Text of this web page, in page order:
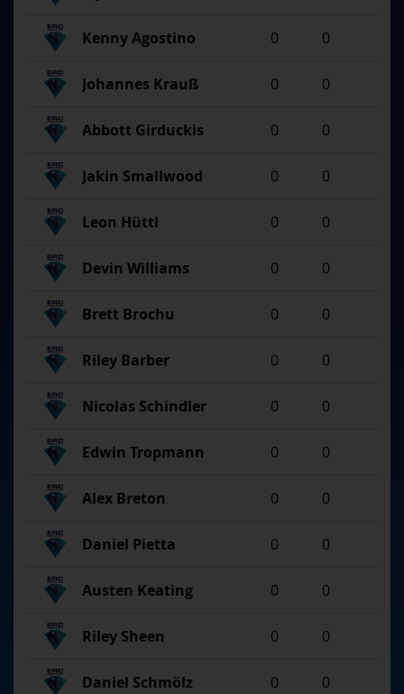
Kenny Agostino 0 0
Johannes Krauß 0 0
Abbott Girduckis 0 0
Jakin Smallwood 0 0
Leon Hüttl 0 0
Devin Williams 0 0
Brett Brochu 0 0
Riley Barber 0 0
Nicolas Schindler 0 0
Edwin Tropmann 0 0
Alex Breton 0 0
Daniel Pietta 0 0
Austen Keating 0 0
Riley Sheen 0 0
Daniel Schmölz 0 0